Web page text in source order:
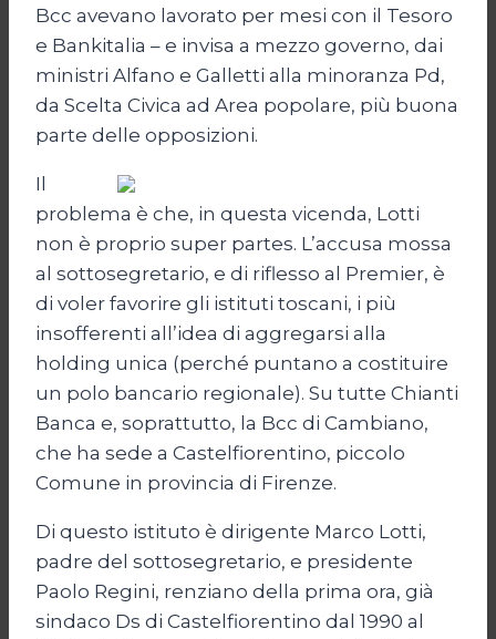
Bcc avevano lavorato per mesi con il Tesoro
e Bankitalia – e invisa a mezzo governo, dai
ministri Alfano e Galletti alla minoranza Pd,
da Scelta Civica ad Area popolare, più buona
parte delle opposizioni.
Il
problema è che, in questa vicenda, Lotti
non è proprio super partes. L’accusa mossa
al sottosegretario, e di riflesso al Premier, è
di voler favorire gli istituti toscani, i più
insofferenti all’idea di aggregarsi alla
holding unica (perché puntano a costituire
un polo bancario regionale). Su tutte Chianti
Banca e, soprattutto, la Bcc di Cambiano,
che ha sede a Castelfiorentino, piccolo
Comune in provincia di Firenze.
Di questo istituto è dirigente Marco Lotti,
padre del sottosegretario, e presidente
Paolo Regini, renziano della prima ora, già
sindaco Ds di Castelfiorentino dal 1990 al